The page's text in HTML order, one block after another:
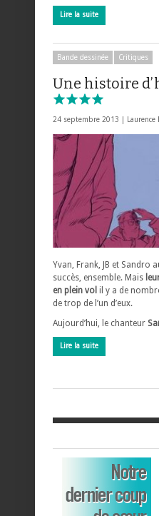
Lire la suite
Bande dessinée Critiques
Une histoire
24 septembre 2013 | Laurence
Yvan, Frank, JB et Sandro
succès, ensemble. Mais
en plein vol il y a de
de trop de l’un d’eux.
Aujourd’hui, le chanteur
Lire la suite